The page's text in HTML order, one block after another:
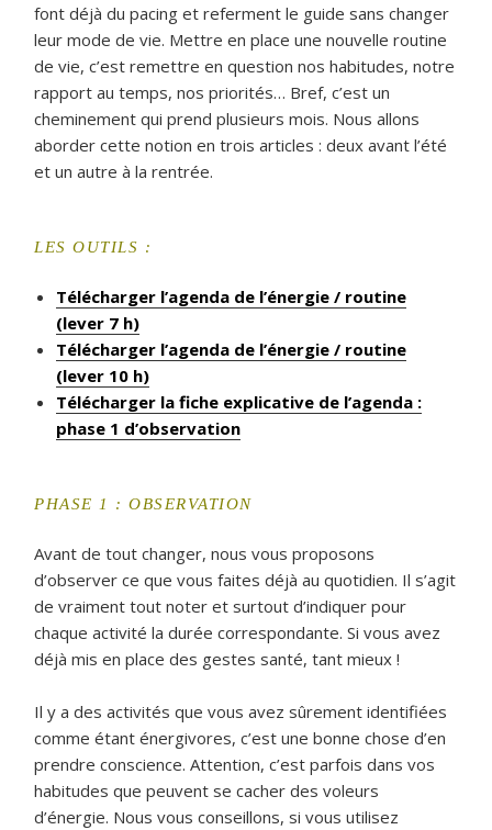
font déjà du pacing et referment le guide sans changer
leur mode de vie. Mettre en place une nouvelle routine
de vie, c’est remettre en question nos habitudes, notre
rapport au temps, nos priorités… Bref, c’est un
cheminement qui prend plusieurs mois. Nous allons
aborder cette notion en trois articles : deux avant l’été
et un autre à la rentrée.
LES OUTILS :
Télécharger l’agenda de l’énergie / routine
(lever 7 h)
Télécharger l’agenda de l’énergie / routine
(lever 10 h)
Télécharger la fiche explicative de l’agenda :
phase 1 d’observation
PHASE 1 : OBSERVATION
Avant de tout changer, nous vous proposons
d’observer ce que vous faites déjà au quotidien. Il s’agit
de vraiment tout noter et surtout d’indiquer pour
chaque activité la durée correspondante. Si vous avez
déjà mis en place des gestes santé, tant mieux !
Il y a des activités que vous avez sûrement identifiées
comme étant énergivores, c’est une bonne chose d’en
prendre conscience. Attention, c’est parfois dans vos
habitudes que peuvent se cacher des voleurs
d’énergie. Nous vous conseillons, si vous utilisez